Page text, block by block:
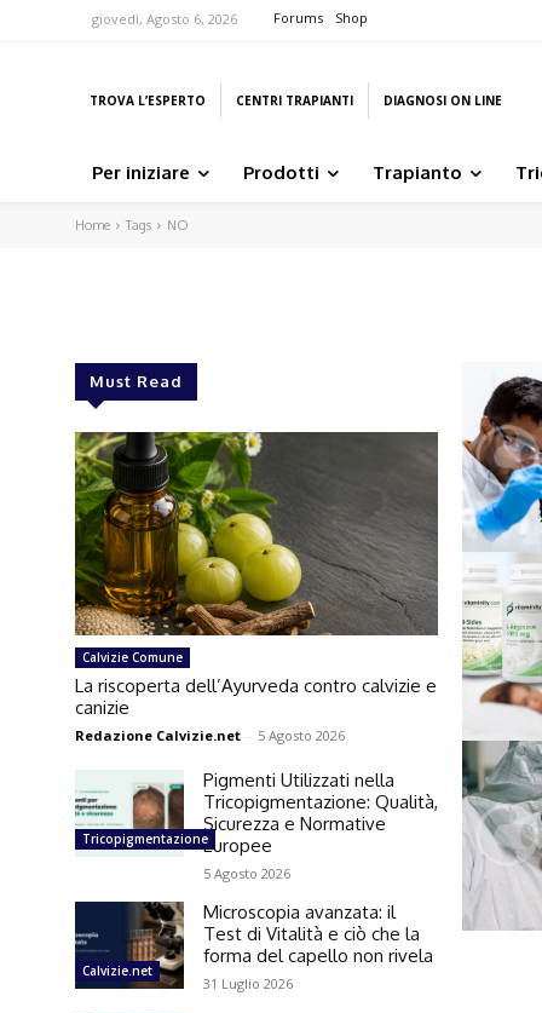
giovedì, Agosto 6, 2026 Forums Shop
TROVA L’ESPERTO CENTRI TRAPIANTI DIAGNOSI ON LINE
Per iniziare Prodotti Trapianto
Home Tags NO
Must Read
Calvizie Comune
La riscoperta dell’Ayurveda contro calvizie e
canizie
Redazione Calvizie.net - 5 Agosto 2026
Tricopigmentazione
Pigmenti Utilizzati nella
Tricopigmentazione: Qualità,
Sicurezza e Normative
Europee
5 Agosto 2026
Calvizie.net
Microscopia avanzata: il
Test di Vitalità e ciò che la
forma del capello non rivela
31 Luglio 2026